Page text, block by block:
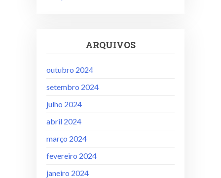
ARQUIVOS
outubro 2024
setembro 2024
julho 2024
abril 2024
março 2024
fevereiro 2024
janeiro 2024